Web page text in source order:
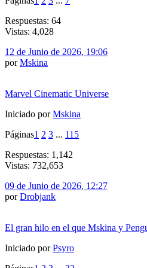
Respuestas: 64
Vistas: 4,028
12 de Junio de 2026, 19:06
porMskina
Marvel Cinematic Universe
Iniciado porMskina
Páginas1 2 3 ... 115
Respuestas: 1,142
Vistas: 732,653
09 de Junio de 2026, 12:27
porDrobjank
El gran hilo en el que Mskina y
Iniciado porPsyro